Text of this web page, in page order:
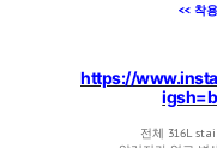
<< 착
https://
전체 316L